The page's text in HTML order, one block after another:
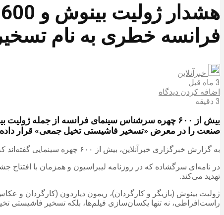
فرانسه خطری به نام
خبرآنلاین
3 ماه قبل
اضافه کردن دیدگاه
3 دقیقه
بیش از ۶۰۰ چهره سرشناس سینمای فرانسه از جمله
صنعت را در معرض «تسخیر فاشیستی تخیل جمعی» قرار
به گزارش خبرگزاری خبرآنلاین، بیش از ۶۰۰ چهره سینمایی گفته‌اند که نفوذ روزافزون راست افراطی بر تولید سینمای فرانسه، این خطر را ایجاد می‌کند که به «تسخیر فاشیستی تخیل جمعی» منجر شود.
در نامه‌ای سرگشاده که در روزنامه لیبراسیون و همزمان با افتتاح
تهدید می‌کند.
ژولیت بینوش (بازیگر و کارگردان)، ریمون دپاردون (کارگردان و
راست‌افراطی، نه تنها یکسان‌سازی فیلم‌ها، بلکه تسخیر فاشیستی